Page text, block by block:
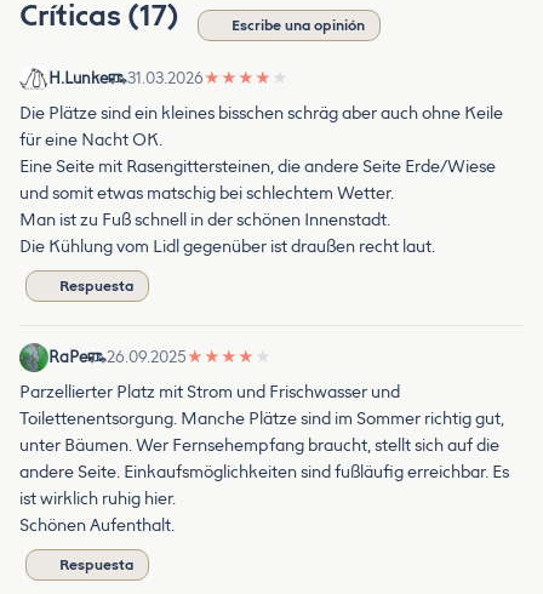
Críticas (17) Escribe una opinión
H.Lunke 31.03.2026★ ★ ★ ★ ★
Die Plätze sind ein kleines bisschen schräg aber auch ohne Keile
für eine Nacht OK.
Eine Seite mit Rasengittersteinen, die andere Seite Erde/Wiese
und somit etwas matschig bei schlechtem Wetter.
Man ist zu Fuß schnell in der schönen Innenstadt.
Die Kühlung vom Lidl gegenüber ist draußen recht laut.
Respuesta
RaPe 26.09.2025★ ★ ★ ★ ★
Parzellierter Platz mit Strom und Frischwasser und
Toilettenentsorgung. Manche Plätze sind im Sommer richtig gut,
unter Bäumen. Wer Fernsehempfang braucht, stellt sich auf die
andere Seite. Einkaufsmöglichkeiten sind fußläufig erreichbar. Es
ist wirklich ruhig hier.
Schönen Aufenthalt.
Respuesta